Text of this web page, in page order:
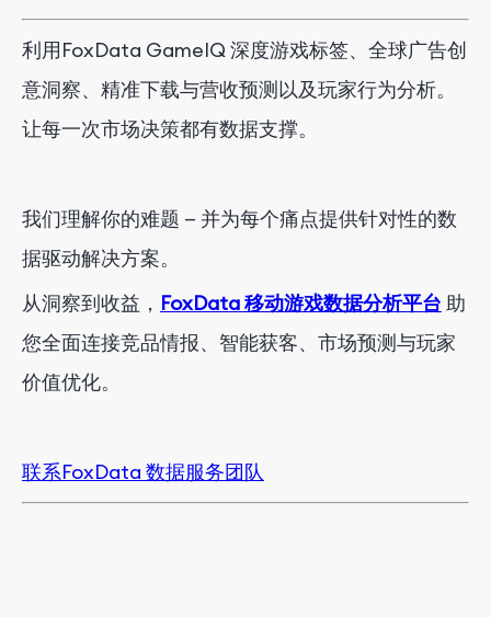
利用FoxData GameIQ 深度游戏标签、全球广告创
意洞察、精准下载与营收预测以及玩家行为分析。
让每一次市场决策都有数据支撑。
我们理解你的难题 — 并为每个痛点提供针对性的数
据驱动解决方案。
从洞察到收益， FoxData 移动游戏数据分析平台 助
您全面连接竞品情报、智能获客、市场预测与玩家
价值优化。
联系FoxData 数据服务团队